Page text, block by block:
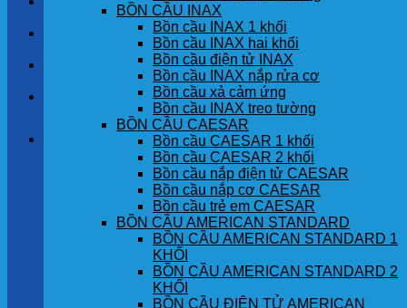
GÓC KHÁCH HÀNG
Chưa có sản phẩm trong giỏ hàng.
BỒN CẦU INAX
Bồn cầu INAX 1 khối
Bồn cầu INAX hai khối
Bồn cầu điện tử INAX
Bồn cầu INAX nắp rửa cơ
Bồn cầu xả cảm ứng
Bồn cầu INAX treo tường
BỒN CẦU CAESAR
Bồn cầu CAESAR 1 khối
Bồn cầu CAESAR 2 khối
Bồn cầu nắp điện tử CAESAR
Bồn cầu nắp cơ CAESAR
Bồn cầu trẻ em CAESAR
BỒN CẦU AMERICAN STANDARD
BỒN CẦU AMERICAN STANDARD 1
KHỐI
BỒN CẦU AMERICAN STANDARD 2
KHỐI
BỒN CẦU ĐIỆN TỬ AMERICAN